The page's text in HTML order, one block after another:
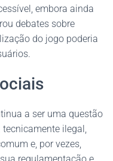
embora ainda
debates sobre
do jogo poderia
a ser uma questão
ilegal,
e, por vezes,